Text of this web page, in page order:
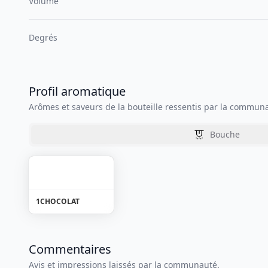
Degrés
Profil aromatique
Arômes et saveurs de la bouteille ressentis par la
Bouche
1CHOCOLAT
Commentaires
Avis et impressions laissés par la communauté.